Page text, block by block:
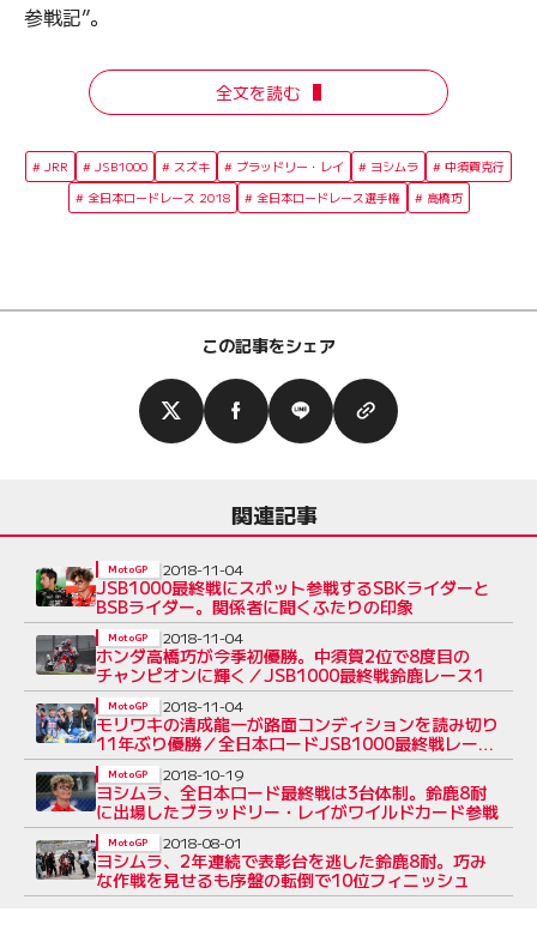
参戦記”。
全文を読む
JRR JSB1000 スズキ ブラッドリー・レイ ヨシムラ
中須賀克行
全日本ロードレース 2018
全日本ロードレース選手権 高橋巧
この記事をシェア
関連記事
JSB1000最終戦にスポット参戦するSBKライダーと
BSBライダー。関係者に聞くふたりの印象
MotoGP 2018-11-04
ホンダ高橋巧が今季初優勝。中須賀2位で8度目の
チャンピオンに輝く／JSB1000最終戦鈴鹿レース1
MotoGP 2018-11-04
モリワキの清成龍一が路面コンディションを読み切り
11年ぶり優勝／全日本ロードJSB1000最終戦レース
2
MotoGP 2018-11-04
ヨシムラ、全日本ロード最終戦は3台体制。鈴鹿8耐
に出場したブラッドリー・レイがワイルドカード参戦
MotoGP 2018-10-19
ヨシムラ、2年連続で表彰台を逃した鈴鹿8耐。巧み
な作戦を見せるも序盤の転倒で10位フィニッシュ
MotoGP 2018-08-01